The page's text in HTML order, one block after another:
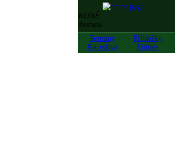
KONĚ
/horses/
Termíny
Racedays
Přihlášky
Entries